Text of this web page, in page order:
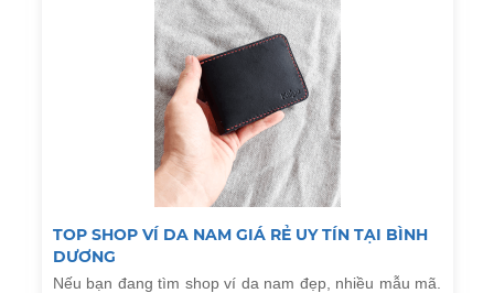
TOP SHOP VÍ DA NAM GIÁ RẺ UY TÍN TẠI BÌNH
DƯƠNG
Nếu bạn đang tìm shop ví da nam đẹp, nhiều mẫu mã.